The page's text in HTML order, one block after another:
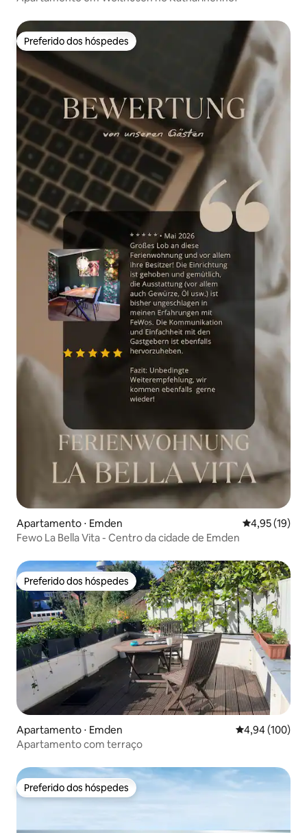
Preferido dos hóspedes
Preferido dos hóspedes
Apartamento ⋅ Emden 4,95 de uma
4,95 (19)
Fewo La Bella Vita - Centro da cidade de Emden
Preferido dos hóspedes
Preferido dos hóspedes
Apartamento ⋅ Emden 4,94 de uma
4,94 (100)
Apartamento com terraço
Preferido dos hóspedes
Preferido dos hóspedes